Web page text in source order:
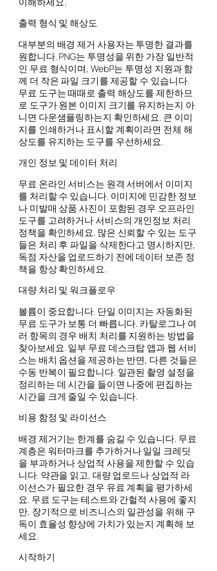
출력 형식 및 해상도
대부분의 배경 제거 사용자는 투명한 결과를
원합니다. PNG는 투명성을 위한 가장 일반적
인 무료 형식이며, WebP는 투명성 지원과 함
께 더 작은 파일 크기를 제공할 수 있습니다.
무료 도구는 때때로 출력 해상도를 제한하므
로 도구가 원본 이미지 크기를 유지하는지 아
니면 다운샘플링하는지 확인하세요. 큰 이미
지를 인쇄하거나 표시할 계획이라면 전체 해
상도를 유지하는 도구를 우선하세요.
개인 정보 및 데이터 처리
무료 온라인 서비스는 원격 서버에서 이미지
를 처리할 수 있습니다. 이미지에 민감한 정보
나 미발매 상품 사진이 포함된 경우 오프라인
도구를 고려하거나 서비스의 개인정보 처리
정책을 확인하세요. 많은 신뢰할 수 있는 도구
들은 처리 후 파일을 삭제한다고 명시하지만,
독점 자산을 업로드하기 전에 데이터 보존 정
책을 항상 확인하세요.
대량 처리 및 워크플로우
볼륨이 중요합니다. 단일 이미지는 자동화된
무료 도구가 보통 더 빠릅니다. 카탈로그나 여
러 항목의 경우 배치 처리를 지원하는 방법을
찾아보세요. 일부 무료 데스크탑 앱과 웹 서비
스는 배치 옵션을 제공하는 반면, 다른 것들은
수동 반복이 필요합니다. 일관된 촬영 설정을
정리하는 데 시간을 들이면 나중에 편집하는
시간을 크게 줄일 수 있습니다.
비용 함정 및 라이선스
배경 제거기는 한계를 숨길 수 있습니다. 무료
계층은 워터마크를 추가하거나 일일 크레딧
을 부과하거나 상업적 사용을 제한할 수 있습
니다. 약관을 읽고, 대량 업로드나 상업적 라
이선스가 필요한 경우 유료 계획을 평가하세
요. 무료 도구는 테스트와 간헐적 사용에 좋지
만, 장기적으로 비즈니스의 일관성을 위해 구
독이 효율성 향상에 가치가 있는지 계획해 보
세요.
시작하기